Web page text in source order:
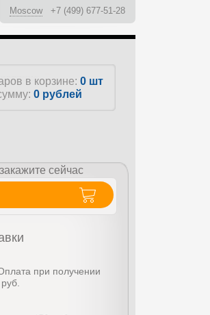
Moscow +7 (499) 677-51-28
в корзине: 0 шт
0 рублей
закажите сейчас
при получении